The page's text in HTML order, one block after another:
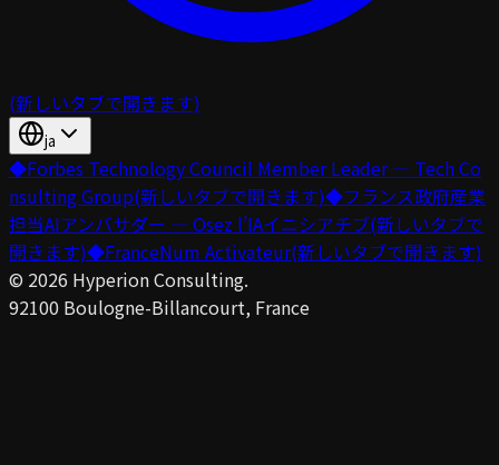
(新しいタブで開きます)
ja
◆Forbes Technology Council Member Leader — Tech Co
nsulting Group(新しいタブで開きます)◆フランス政府産業
担当AIアンバサダー — Osez l’IAイニシアチブ(新しいタブで
開きます)◆FranceNum Activateur(新しいタブで開きます)
© 2026 Hyperion Consulting.
92100 Boulogne-Billancourt, France